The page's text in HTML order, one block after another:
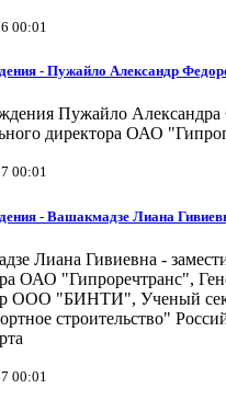
00:01
- Пужайло Александр
Пужайло Александра
директора ОАО
00:01
- Вашакмадзе Лиана
Лиана Гивиевна -
ОАО "Гипроречтранс",
ООО "БИНТИ", Ученый
строительство"
00:01